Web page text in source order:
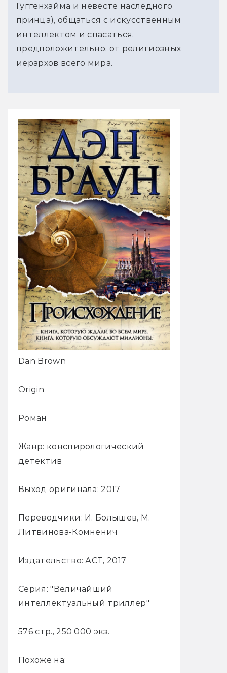
Гуггенхайма и невесте наследного
принца), общаться с искусственным
интеллектом и спасаться,
предположительно, от религиозных
иерархов всего мира.
Dan Brown
Origin
Роман
Жанр: конспирологический
детектив
Выход оригинала: 2017
Переводчики: И. Болышев, М.
Литвинова-Комненич
Издательство: АСТ, 2017
Серия: "Величайший
интеллектуальный триллер"
576 стр., 250 000 экз.
Похоже на: